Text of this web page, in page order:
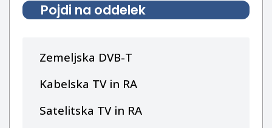
Pojdi na oddelek
Zemeljska DVB-T
Kabelska TV in RA
Satelitska TV in RA